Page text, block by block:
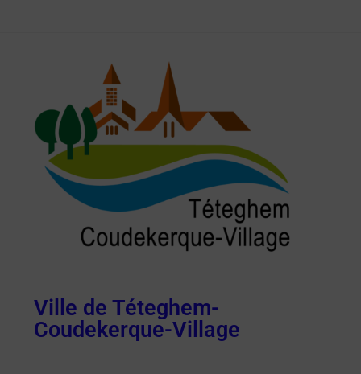
Ville de Téteghem-
Coudekerque-Village